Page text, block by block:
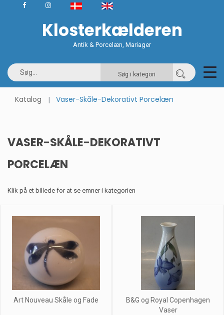
Klosterkælderen
Antik & Porcelæn, Mariager
Søg i kategori
Katalog Vaser-Skåle-Dekorativt Porcelæn
VASER-SKÅLE-DEKORATIVT
PORCELÆN
Klik på et billede for at se emner i kategorien
Art Nouveau Skåle og Fade
B&G og Royal Copenhagen
Vaser